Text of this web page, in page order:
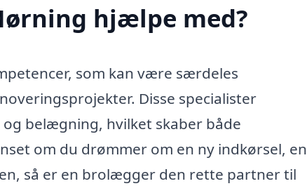
hjælpe med?
som kan være særdeles
Disse specialister
belægning, hvilket skaber både
om du drømmer om en ny indkørsel, en
så er en brolægger den rette partner til